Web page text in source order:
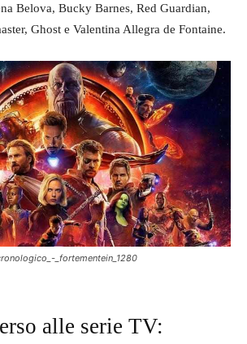
Belova, Bucky Barnes, Red Guardian,
Ghost e Valentina Allegra de Fontaine.
_fortementein_1280
alle serie TV: